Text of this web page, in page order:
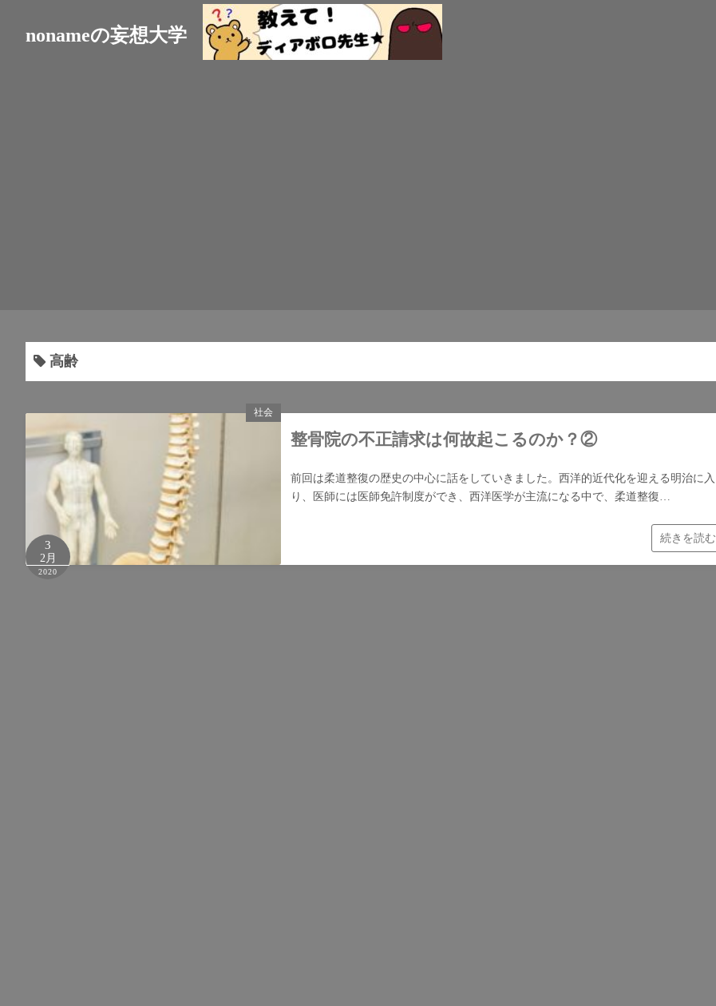
nonameの妄想大学
高齢
社会
3
2月
2020
整骨院の不正請求は何故起こるのか？②
前回は柔道整復の歴史の中心に話をしていきました。西洋的近代化を迎える明治に入
り、医師には医師免許制度ができ、西洋医学が主流になる中で、柔道整復…
続きを読む